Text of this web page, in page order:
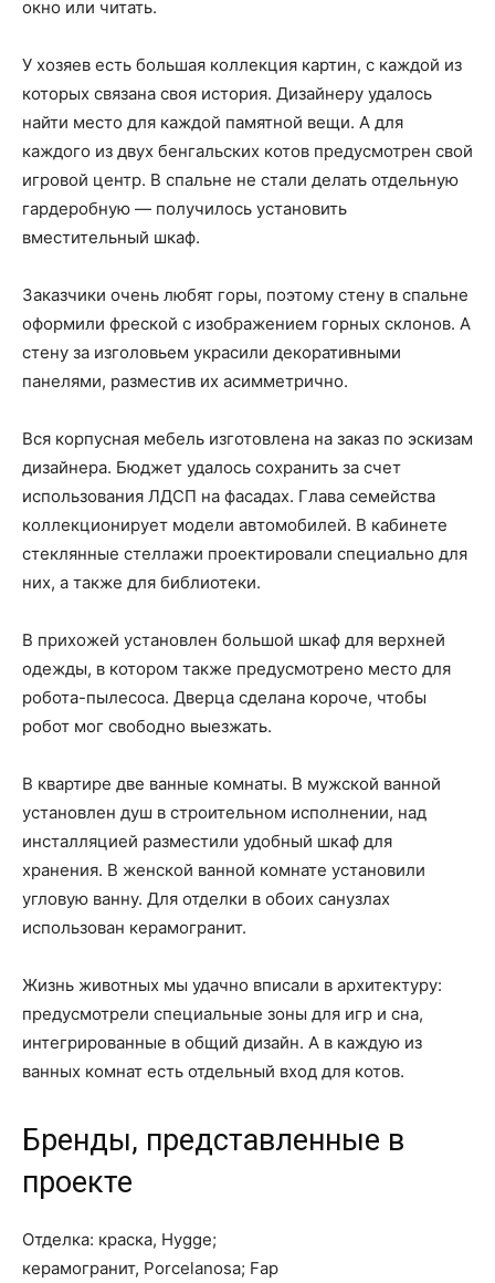
окно или читать.
У хозяев есть большая коллекция картин, с каждой из
которых связана своя история. Дизайнеру удалось
найти место для каждой памятной вещи. А для
каждого из двух бенгальских котов предусмотрен свой
игровой центр. В спальне не стали делать отдельную
гардеробную — получилось установить
вместительный шкаф.
Заказчики очень любят горы, поэтому стену в спальне
оформили фреской с изображением горных склонов. А
стену за изголовьем украсили декоративными
панелями, разместив их асимметрично.
Вся корпусная мебель изготовлена на заказ по эскизам
дизайнера. Бюджет удалось сохранить за счет
использования ЛДСП на фасадах. Глава семейства
коллекционирует модели автомобилей. В кабинете
стеклянные стеллажи проектировали специально для
них, а также для библиотеки.
В прихожей установлен большой шкаф для верхней
одежды, в котором также предусмотрено место для
робота-пылесоса. Дверца сделана короче, чтобы
робот мог свободно выезжать.
В квартире две ванные комнаты. В мужской ванной
установлен душ в строительном исполнении, над
инсталляцией разместили удобный шкаф для
хранения. В женской ванной комнате установили
угловую ванну. Для отделки в обоих санузлах
использован керамогранит.
Жизнь животных мы удачно вписали в архитектуру:
предусмотрели специальные зоны для игр и сна,
интегрированные в общий дизайн. А в каждую из
ванных комнат есть отдельный вход для котов.
Бренды, представленные в
проекте
Отделка: краска, Hygge;
керамогранит, Porcelanosa; Fap